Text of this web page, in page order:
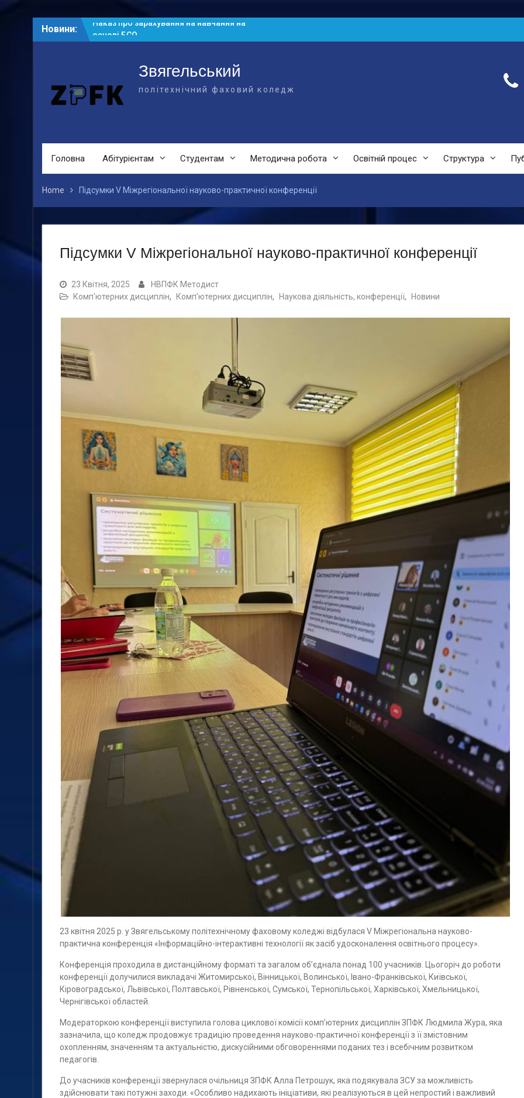
Новини:
Рейтингові списки абітурієнтів на
основі БСО
Наказ про зарахування на навчання на
Звягельський
політехнічний фаховий коледж
Головна Абітурієнтам Студентам Методична робота Освітній процес Структура
Home Підсумки V Міжрегіональної науково-практичної конференції
Підсумки V Міжрегіональної науково-практичної конференції
23 Квітня, 2025
НВПФК Методист
Комп'ютерних дисциплін, Комп’ютерних дисциплін, Наукова діяльність, конференції, Новини
23 квітня 2025 р. у Звягельському політехнічному фаховому коледжі відбулася V Міжрегіональна науково-
практична конференція «Інформаційно-інтерактивні технології як засіб удосконалення освітнього процесу».
Конференція проходила в дистанційному форматі та загалом об’єднала понад 100 учасників. Цьогоріч до роботи
конференції долучилися викладачі Житомирської, Вінницької, Волинської, Івано-Франківської, Київської,
Кіровоградської, Львівської, Полтавської, Рівненської, Сумської, Тернопільської, Харківської, Хмельницької,
Чернігівської областей.
Модераторкою конференції виступила голова циклової комісії комп’ютерних дисциплін ЗПФК Людмила Жура, яка
зазначила, що коледж продовжує традицію проведення науково-практичної конференції з її змістовним
охопленням, значенням та актуальністю, дискусійними обговореннями поданих тез і всебічним розвитком
педагогів.
До учасників конференції звернулася очільниця ЗПФК Алла Петрошук, яка подякувала ЗСУ за можливість
здійснювати такі потужні заходи. «Особливо надихають ініціативи, які реалізуються в цей непростий і важливий